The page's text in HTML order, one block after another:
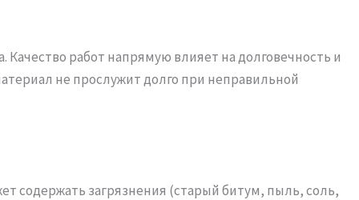
работ напрямую влияет на долговечность и
не прослужит долго при неправильной
содержать загрязнения (старый битум, пыль, соль,